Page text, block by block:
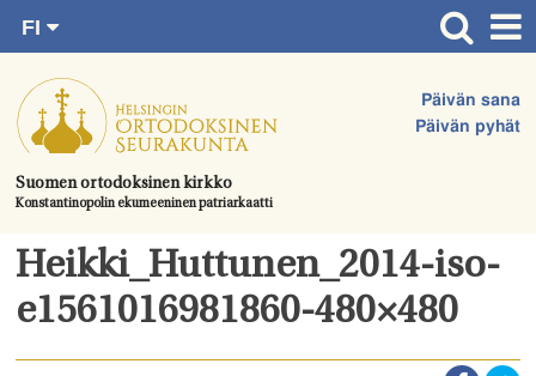
suoraan
sisältöön.
Suomen ortodoksinen kirkko
Konstantinopolin ekumeeninen patriarkaatti
Päivän sana
Päivän pyhät
FI
SV
EN
UA
Etusivu
Ajankohtaista
Juhlat & toimitukset
Kirkot
Apua & tukea
Heikki_Huttunen_2014-iso-
e1561016981860-480×480